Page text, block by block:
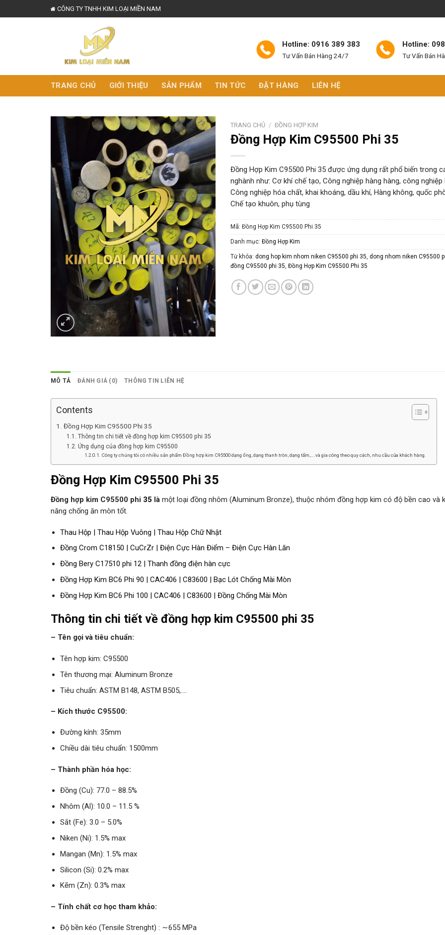
to
CÔNG TY TNHH KIM LOẠI MIỀN NAM
Hotline: 0916 389 383
Tư Vấn Bán Hàng 24/7
Hotline:
Tư Vấn Bán
TRANG CHỦ GIỚI THIỆU SẢN PHẨM TIN TỨC ĐẶT HÀNG LIÊN HỆ
TRANG CHỦ / ĐỒNG HỢP KIM
Đồng Hợp Kim C95500 Phi 35
Đồng Hợp Kim C95500 Phi 35 được ứng dụng rất phổ biến trong
nghành như: Cơ khí chế tạo, Công nghiệp hàng hàng, công nghiệp
Công nghiệp hóa chất, khai khoáng, dầu khí, Hàng không, quốc
Chế tạo khuôn, phụ tùng
Mã:Đồng Hợp Kim C95500 Phi 35
Danh mục:Đồng Hợp Kim
Từ khóa:dong hop kim nhom niken C95500 phi 35,dong nhom niken C95500
đồng C95500 phi 35,Đồng Hợp Kim C95500 Phi 35
MÔ TẢ ĐÁNH GIÁ (0) THÔNG TIN LIÊN HỆ
Contents
Đồng Hợp Kim C95500 Phi 35
Thông tin chi tiết về đồng hợp kim C95500 phi 35
Ứng dụng của đồng hợp kim C95500
Công ty chúng tôi có nhiều sản phẩm Đồng hợp kim C95500 dạng ống, dạng thanh tròn, dạng tấm,….và gia công theo quy cách, nhu cầu của khách hàng.
Đồng Hợp Kim C95500 Phi 35
Đồng hợp kim C95500 phi 35 là một loại đồng nhôm (Aluminum Bronze), thuộc nhóm đồng hợp kim có độ bền cao và
năng chống ăn mòn tốt.
Thau Hộp | Thau Hộp Vuông | Thau Hộp Chữ Nhật
Đồng Crom C18150 | CuCrZr | Điện Cực Hàn Điểm – Điện Cực Hàn Lăn
Đồng Bery C17510 phi 12 | Thanh đồng điện hàn cực
Đồng Hợp Kim BC6 Phi 90 | CAC406 | C83600 | Bạc Lót Chống Mài Mòn
Đồng Hợp Kim BC6 Phi 100 | CAC406 | C83600 | Đồng Chống Mài Mòn
Thông tin chi tiết về đồng hợp kim C95500 phi 35
– Tên gọi và tiêu chuẩn:
Tên hợp kim: C95500
Tên thương mại: Aluminum Bronze
Tiêu chuẩn: ASTM B148, ASTM B505,….
– Kích thước C95500:
Đường kính: 35mm
Chiều dài tiêu chuẩn: 1500mm
– Thành phần hóa học:
Đồng (Cu): 77.0 – 88.5%
Nhôm (Al): 10.0 – 11.5 %
Sắt (Fe): 3.0 – 5.0%
Niken (Ni): 1.5% max
Mangan (Mn): 1.5% max
Silicon (Si): 0.2% max
Kẽm (Zn): 0.3% max
– Tính chất cơ học tham khảo:
Độ bền kéo (Tensile Strenght) : ∼655 MPa